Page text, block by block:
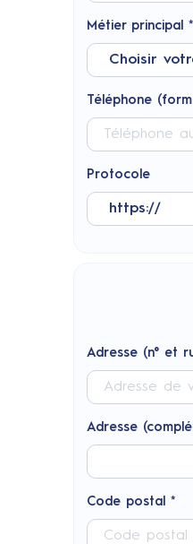
Métier principal *
Téléphone
Protocole
Adresse (n° et
Adresse
Code postal *